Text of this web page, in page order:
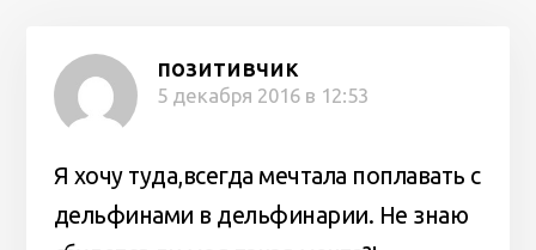
позитивчик
5 декабря 2016 в 12:53
Я хочу туда,всегда мечтала поплавать с
дельфинами в дельфинарии. Не знаю